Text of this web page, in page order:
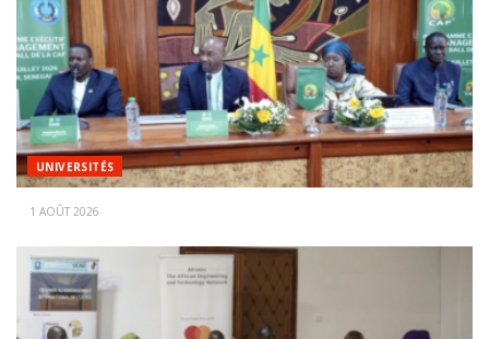
UNIVERSITÉS
1 AOÛT 2026